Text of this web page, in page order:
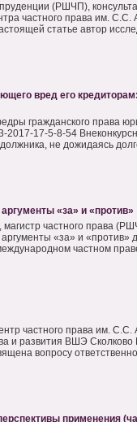
(РШЧП),
частного права им. С.С.
статье автор
вред его
гражданского права
17-5-8-54
не дожидаясь
«за» и «против»
частного права
«за» и «против»
частном
частного права им. С.С.
и развития ВШЭ Сколково
вопросу
применения